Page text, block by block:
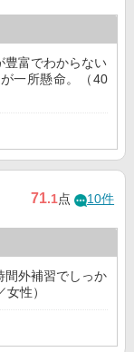
豊富でわからない
一所懸命。（40
71.1点 10件
間外補習でしっか
性）